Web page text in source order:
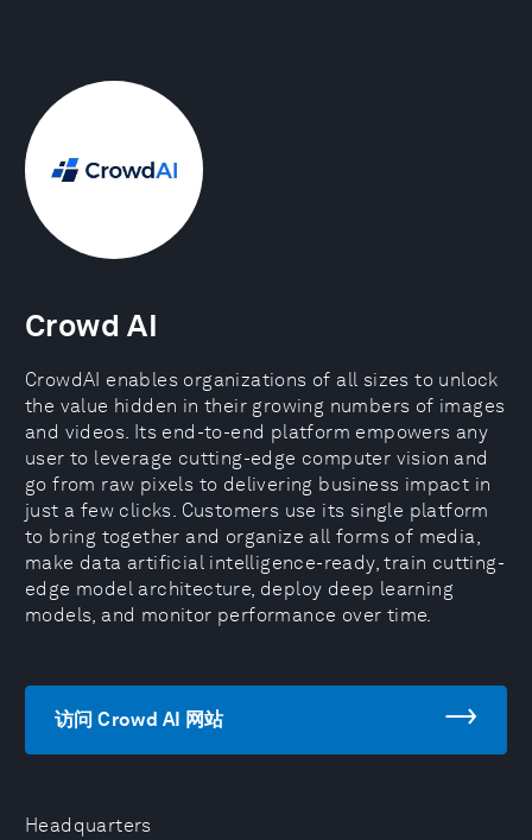
Headquarters
Crowd AI
CrowdAI enables organizations of all sizes to unlock
the value hidden in their growing numbers of images
and videos. Its end-to-end platform empowers any
user to leverage cutting-edge computer vision and
go from raw pixels to delivering business impact in
just a few clicks. Customers use its single platform
to bring together and organize all forms of media,
make data artificial intelligence-ready, train cutting-
edge model architecture, deploy deep learning
models, and monitor performance over time.
访问 Crowd AI 网站